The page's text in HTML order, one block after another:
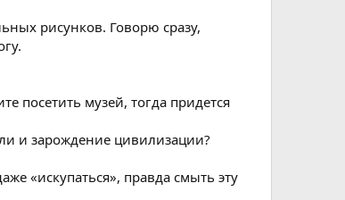
рисунков. Говорю сразу,
посетить музей, тогда придется
и зарождение цивилизации?
«искупаться», правда смыть эту